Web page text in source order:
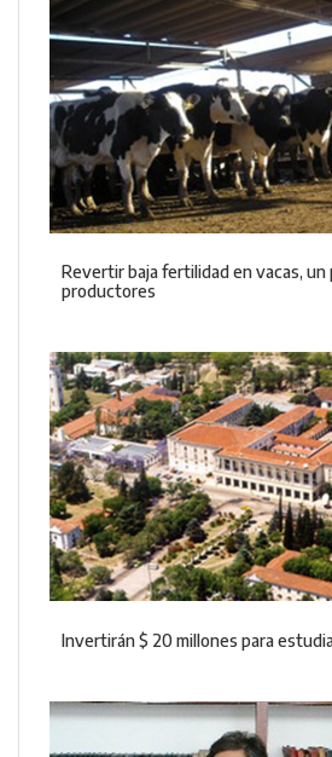
Revertir baja fertilidad en vacas, un
productores
Invertirán $ 20 millones para